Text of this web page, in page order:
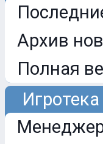
Архив
Полная
Игротека